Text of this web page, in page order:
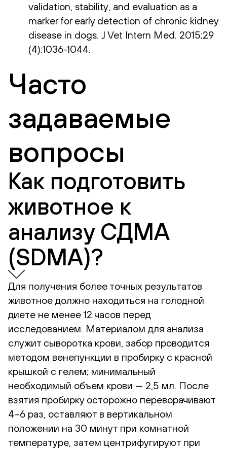
validation, stability, and evaluation as a
marker for early detection of chronic kidney
disease in dogs. J Vet Intern Med. 2015;29
(4):1036-1044.
Часто
задаваемые
вопросы
Как подготовить
животное к
анализу СДМА
(SDMA)?
Для получения более точных результатов
животное должно находиться на голодной
диете не менее 12 часов перед
исследованием. Материалом для анализа
служит сыворотка крови, забор проводится
методом венепункции в пробирку с красной
крышкой с гелем; минимальный
необходимый объем крови — 2,5 мл. После
взятия пробирку осторожно переворачивают
4–6 раз, оставляют в вертикальном
положении на 30 минут при комнатной
температуре, затем центрифугируют при